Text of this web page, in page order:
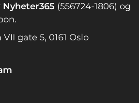
Nyheter365 (556724-1806) og
gate 5, 0161 Oslo